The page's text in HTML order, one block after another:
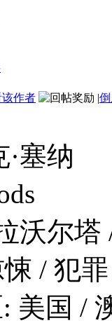
该作者 |
塞纳
沃尔塔
/ 犯罪
美国 /